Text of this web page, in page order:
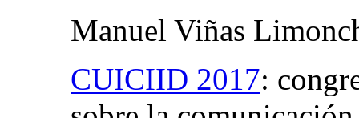
Manuel Viñas
CUICIID 2017: